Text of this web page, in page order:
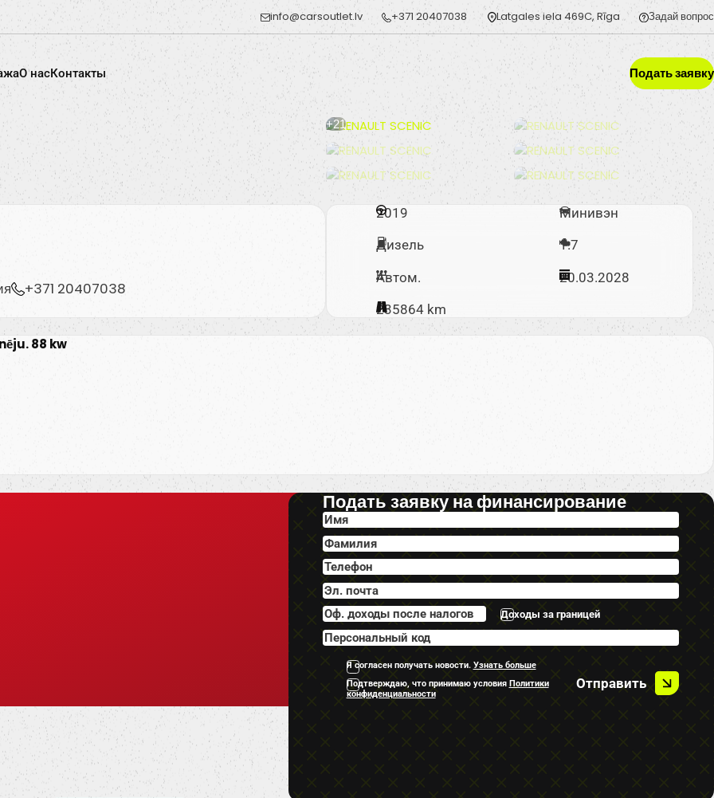
info@carsoutlet.lv +371 20407038 Latgales iela 469C, Rīga Задай вопрос
O насКонтакты Подать заявку
+21
+371 20407038
2019 Минивэн
Дизель 1.7
Автом. 20.03.2028
235864 km
88 kw
Подать заявку на финансирование
Доходы за границей
Я согласен получать новости. Узнать больше
Подтверждаю, что принимаю условия Политики
конфиденциальности
Отправить